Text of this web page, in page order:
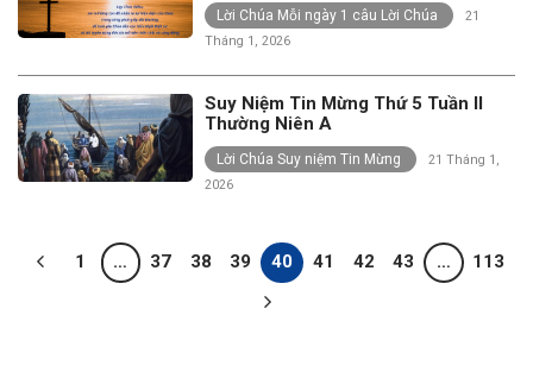
Lời Chúa Mỗi ngày 1 câu Lời Chúa
21
Tháng 1, 2026
Suy Niệm Tin Mừng Thứ 5 Tuần II
Thường Niên A
Lời Chúa Suy niệm Tin Mừng
21 Tháng 1,
2026
1 … 37 38 39 40 41 42 43 … 113